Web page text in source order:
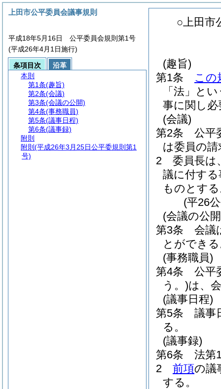
○上田市
(趣旨)
第1条
この
「法」と
事に関し
(会議)
第2条
公平
は委員の
2
委員長は
議に付す
ものとす
(平26
(会議の公
第3条
会議
とができ
(事務職員)
第4条
公平
う。)は、
(議事日程)
第5条
議事
る。
(議事録)
第6条
法第
2
前項の議
する。
上田市公平委員会議事規則
平成18年5月16日 公平委員会規則第1号
(平成26年4月1日施行)
条項目次
沿革
本則
第1条(趣旨)
第2条(会議)
第3条(会議の公開)
第4条(事務職員)
第5条(議事日程)
第6条(議事録)
附則
附則 (平成26年3月25日公平委規則第1
号)